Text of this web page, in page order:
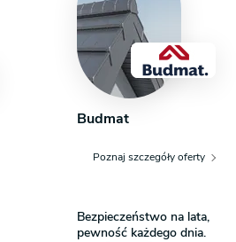
Budmat
Poznaj szczegóły oferty
Bezpieczeństwo na lata,
pewność każdego dnia.